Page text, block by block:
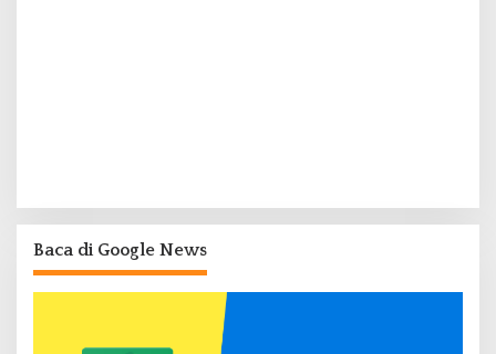
Baca di Google News